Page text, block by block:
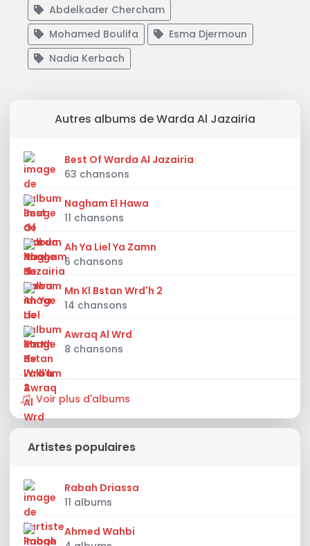
Abdelkader Chercham
Mohamed Boulifa
Esma Djermoun
Nadia Kerbach
Autres albums de Warda Al Jazairia
Best Of Warda Al Jazairia
63 chansons
Nagham El Hawa
11 chansons
Ah Ya Liel Ya Zamn
6 chansons
Mn Kl Bstan Wrd'h 2
14 chansons
Awraq Al Wrd
8 chansons
Voir plus d'albums
Artistes populaires
Rabah Driassa
11 albums
Ahmed Wahbi